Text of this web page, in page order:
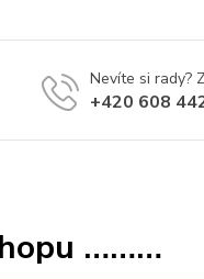
Nevíte si rady?
+420 608
………